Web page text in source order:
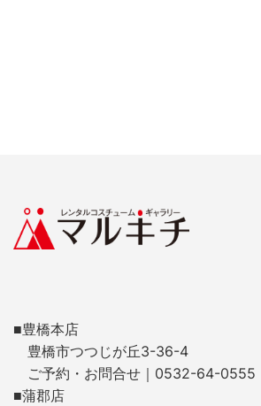
■豊橋本店
豊橋市つつじが丘3-36-4
ご予約・お問合せ｜0532-64-0555
■蒲郡店